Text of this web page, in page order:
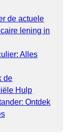
de actuele
lening in
Alles
de
Hulp
Ontdek